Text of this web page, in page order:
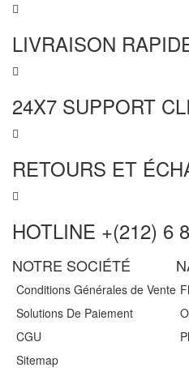
LIVRAISON
24X7 SUPPORT
RETOURS ET
HOTLINE +(212) 6
NOTRE SOCIÉTÉ
Conditions Générales de Vente
Solutions De Paiement
CGU
Sitemap